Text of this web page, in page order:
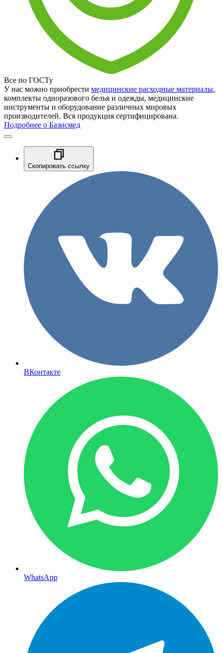
Все по ГОСТу
У нас можно приобрести медицинские расходные материалы,
комплекты одноразового белья и одежды, медицинские
инструменты и оборудование различных мировых
производителей. Вся продукция сертифицирована.
Подробнее о Базисмед
Скопировать ссылку
ВКонтакте
WhatsApp